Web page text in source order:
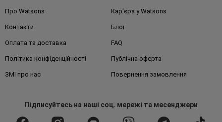
Про Watsons Кар'єра у Watsons
Контакти Блог
Оплата та доставка FAQ
Політика конфіденційності Публічна оферта
ЗМІ про нас Повернення замовлення
Підписуйтесьна наші соц. мережі та месенджери